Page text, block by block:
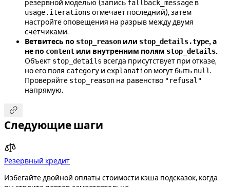
резервной моделью (запись fallback_message в
usage.iterations отмечает последний), затем
настройте оповещения на разрыв между двумя
счётчиками.
Ветвитесь по stop_reason или stop_details.type, а
не по content или внутренним полям stop_details.
Объект stop_details всегда присутствует при отказе,
но его поля category и explanation могут быть null.
Проверяйте stop_reason на равенство "refusal"
напрямую.

Следующие шаги
Резервный кредит
Избегайте двойной оплаты стоимости кэша подсказок, когда